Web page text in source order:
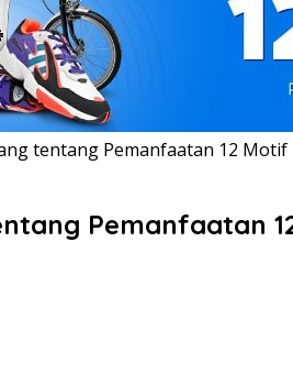
tentang Pemanfaatan 12
Pemanfaatan